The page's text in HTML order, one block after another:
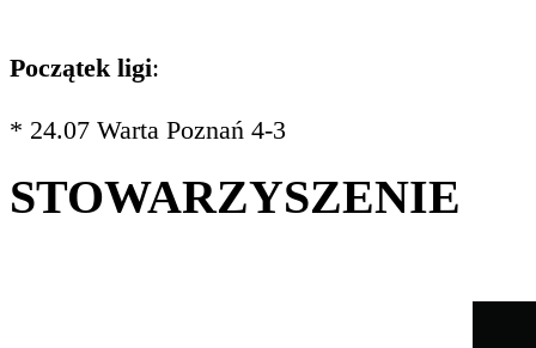
Początek ligi:
* 24.07 Warta Poznań 4-3
STOWARZYSZENIE